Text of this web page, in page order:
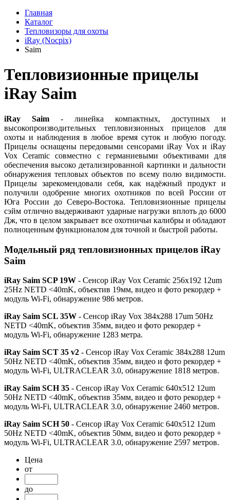
Главная
Каталог
Тепловизоры для охоты
iRay (Nocpix)
Saim
Тепловизионные прицелы
iRay Saim
iRay Saim
- линейка компактных, доступных и
высокопроизводительных тепловизионных прицелов для
охоты и наблюдения в любое время суток и любую погоду.
Прицелы оснащены передовыми сенсорами iRay Vox и iRay
Vox Ceramic совместно с германиевыми объективами для
обеспечения высоко детализированной картинки и дальности
обнаружения тепловых объектов по всему полю видимости.
Прицелы зарекомендовали себя, как надёжный продукт и
получили одобрение многих охотников по всей России от
Юга России до Северо-Востока. Тепловизионные прицелы
сэйм отлично выдерживают ударные нагрузки вплоть до 6000
Дж, что в целом закрывает все охотничьи калибры и обладают
полноценным функционалом для точной и быстрой работы.
Модельный ряд тепловизионных прицелов iRay
Saim
iRay Saim SCP 19W - Сенсор iRay Vox Ceramic 256x192 12um
25Hz NETD <40mK, объектив 19мм, видео и фото рекордер +
модуль Wi-Fi, обнаружение 986 метров.
iRay Saim SCL 35W - Сенсор iRay Vox 384x288 17um 50Hz
NETD <40mK, объектив 35мм, видео и фото рекордер +
модуль Wi-Fi, обнаружение 1283 метра.
iRay Saim SCT 35 v2 - Сенсор iRay Vox Ceramic 384x288 12um
50Hz NETD <40mK, объектив 35мм, видео и фото рекордер +
модуль Wi-Fi, ULTRACLEAR 3.0, обнаружение 1818 метров.
iRay Saim SCH 35 - Сенсор iRay Vox Ceramic 640x512 12um
50Hz NETD <40mK, объектив 35мм, видео и фото рекордер +
модуль Wi-Fi, ULTRACLEAR 3.0, обнаружение 2460 метров.
iRay Saim SCH 50 - Сенсор iRay Vox Ceramic 640x512 12um
50Hz NETD <40mK, объектив 50мм, видео и фото рекордер +
модуль Wi-Fi, ULTRACLEAR 3.0, обнаружение 2597 метров.
Цена
от
до